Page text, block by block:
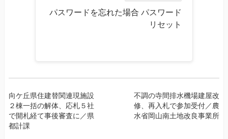
パスワードを忘れた場合 パスワード
リセット
投
稿
ナ
ビ
向ケ丘県住建替関連現施設
２棟一括の解体、応札５社
で開札経て事後審査に／県
都計課
不調の寺間排水機場建屋改
修、再入札で参加受付／農
水省岡山南土地改良事業所